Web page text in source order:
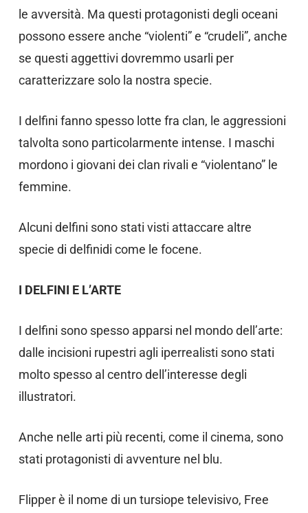
le avversità. Ma questi protagonisti degli oceani
possono essere anche “violenti” e “crudeli”, anche
se questi aggettivi dovremmo usarli per
caratterizzare solo la nostra specie.
I delfini fanno spesso lotte fra clan, le aggressioni
talvolta sono particolarmente intense. I maschi
mordono i giovani dei clan rivali e “violentano” le
femmine.
Alcuni delfini sono stati visti attaccare altre
specie di delfinidi come le focene.
I DELFINI E L’ARTE
I delfini sono spesso apparsi nel mondo dell’arte:
dalle incisioni rupestri agli iperrealisti sono stati
molto spesso al centro dell’interesse degli
illustratori.
Anche nelle arti più recenti, come il cinema, sono
stati protagonisti di avventure nel blu.
Flipper è il nome di un tursiope televisivo, Free